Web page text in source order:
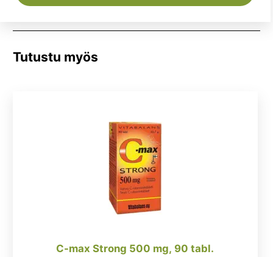
Tutustu myös
C-max Strong 500 mg, 90 tabl.